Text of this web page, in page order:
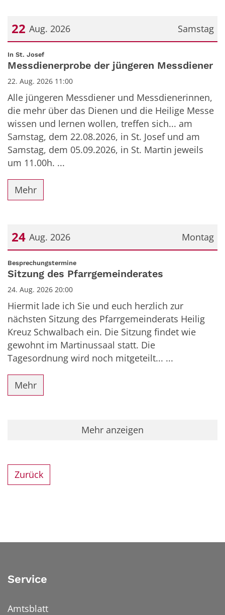
Samstag
22 Aug. 2026
Datum: 22. August 2026
In St. Josef:
Messdienerprobe der jüngeren Messdiener
22. Aug. 2026 11:00
Alle jüngeren Messdiener und Messdienerinnen,
die mehr über das Dienen und die Heilige Messe
wissen und lernen wollen, treffen sich... am
Samstag, dem 22.08.2026, in St. Josef und am
Samstag, dem 05.09.2026, in St. Martin jeweils
um 11.00h. ...
Mehr
Montag
24 Aug. 2026
Datum: 24. August 2026
Besprechungstermine:
Sitzung des Pfarrgemeinderates
24. Aug. 2026 20:00
Hiermit lade ich Sie und euch herzlich zur
nächsten Sitzung des Pfarrgemeinderats Heilig
Kreuz Schwalbach ein. Die Sitzung findet wie
gewohnt im Martinussaal statt. Die
Tagesordnung wird noch mitgeteilt... ...
Mehr
Mehr anzeigen
Zurück
Service
Amtsblatt